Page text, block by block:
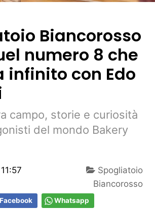
Biancorosso
numero 8 che
infinito con Edo
campo, storie e curiosità
del mondo Bakery
Spogliatoio
Biancorosso
Facebook Whatsapp